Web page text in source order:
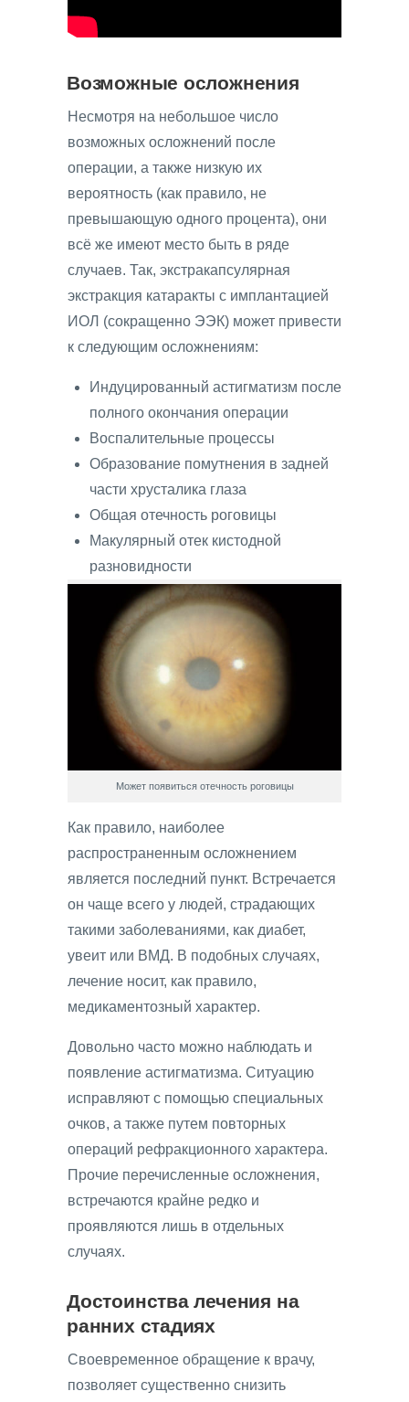
Возможные осложнения
Несмотря на небольшое число
возможных осложнений после
операции, а также низкую их
вероятность (как правило, не
превышающую одного процента), они
всё же имеют место быть в ряде
случаев. Так, экстракапсулярная
экстракция катаракты с имплантацией
ИОЛ (сокращенно ЭЭК) может привести
к следующим осложнениям:
Индуцированный астигматизм после
полного окончания операции
Воспалительные процессы
Образование помутнения в задней
части хрусталика глаза
Общая отечность роговицы
Макулярный отек кистодной
разновидности
Может появиться отечность роговицы
Как правило, наиболее
распространенным осложнением
является последний пункт. Встречается
он чаще всего у людей, страдающих
такими заболеваниями, как диабет,
увеит или ВМД. В подобных случаях,
лечение носит, как правило,
медикаментозный характер.
Довольно часто можно наблюдать и
появление астигматизма. Ситуацию
исправляют с помощью специальных
очков, а также путем повторных
операций рефракционного характера.
Прочие перечисленные осложнения,
встречаются крайне редко и
проявляются лишь в отдельных
случаях.
Достоинства лечения на
ранних стадиях
Своевременное обращение к врачу,
позволяет существенно снизить